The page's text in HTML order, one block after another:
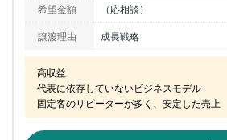
希望金額
（応相談）
譲渡理由
成長戦略
高収益
代表に依存していないビジネスモデル
固定客のリピーターが多く、安定した売上